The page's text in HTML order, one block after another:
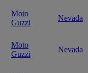
Moto
Guzzi
Nevada
Moto
Guzzi
Nevada